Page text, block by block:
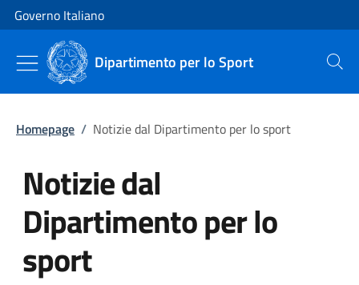
Vai al contenuto
Vai alla navigazione del sito
Governo Italiano
Dipartimento per lo Sport Cerca
Homepage / Notizie dal Dipartimento per lo sport
Notizie dal
Dipartimento per lo
sport